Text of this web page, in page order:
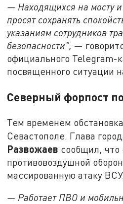
— Находящихся на мосту и
просят сохранять
указаниям сотрудников
безопасности", —
официального Telegram-
посвященного ситуации
Северный форпост
Тем временем
Севастополе. Глава
Развожаев сообщил, что
противовоздушной
массированную атаку ВСУ.
— Работает ПВО и